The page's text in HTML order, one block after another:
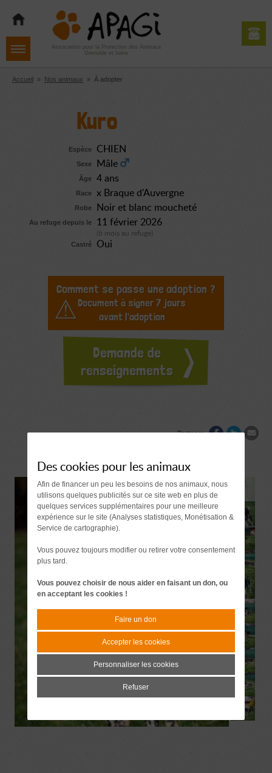
navigation
contenu
Aller
pied
de
Association pour la Protection des Animaux
Grenoble et Isère
Accueil » Nos animaux » À adopter
Kuro
Espèce CHIEN
Sexe Mâle
Âge 4 ans
Race x Braque d'Auvergne
Robe Noir et blanc moucheté
Au refuge depuis le 11 février 2026
(6 mois au refuge)
Castré
Oui
Comment se passe une adoption ?
Document à signer 7 jours
avant l'adoption
Demande de
renseignements
Partager
Des cookies pour les animaux
Afin de financer un peu les besoins de nos animaux, nous
utilisons quelques publicités sur ce site web en plus de
quelques services supplémentaires pour une meilleure
expérience sur le site (Analyses statistiques, Monétisation &
Service de cartographie).
Vous pouvez toujours modifier ou retirer votre consentement
plus tard.
Vous pouvez choisir de nous aider en faisant un don, ou
en acceptant les cookies !
Faire un don
Accepter les cookies
Personnaliser les cookies
Refuser